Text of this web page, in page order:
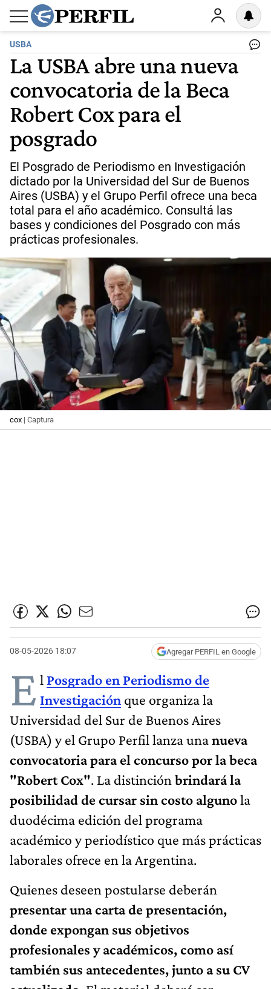
USBA
La USBA abre una nueva
convocatoria de la Beca
Robert Cox para el
posgrado
El Posgrado de Periodismo en Investigación
dictado por la Universidad del Sur de Buenos
Aires (USBA) y el Grupo Perfil ofrece una beca
total para el año académico. Consultá las
bases y condiciones del Posgrado con más
prácticas profesionales.
cox | Captura
08-05-2026 18:07 Agregar PERFIL en Google
E l Posgrado en Periodismo de
Investigación que organiza la
Universidad del Sur de Buenos Aires
(USBA) y el Grupo Perfil lanza unanueva
convocatoria para el concurso por la beca
"Robert Cox". La distinción brindará la
posibilidad de cursar sin costo algunola
duodécima edición del programa
académico y periodístico que más prácticas
laborales ofrece en la Argentina.
Quienes deseen postularse deberán
presentar una carta de presentación,
donde expongan sus objetivos
profesionales y académicos, como así
también sus antecedentes, junto a su CV